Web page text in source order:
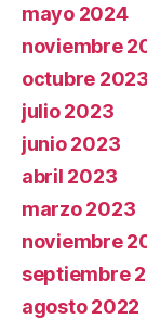
mayo 2024
noviembre
octubre 2023
julio 2023
junio 2023
abril 2023
marzo 2023
noviembre
septiembre
agosto 2022